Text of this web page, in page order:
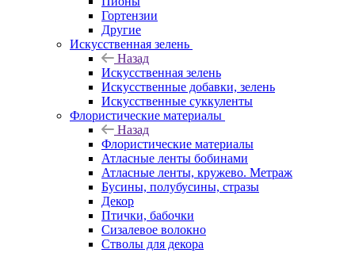
Гортензии
Другие
Искусственная зелень
Назад
Искусственная зелень
Искусственные добавки, зелень
Искусственные суккуленты
Флористические материалы
Назад
Флористические материалы
Атласные ленты бобинами
Атласные ленты, кружево. Метраж
Бусины, полубусины, стразы
Декор
Птички, бабочки
Сизалевое волокно
Стволы для декора